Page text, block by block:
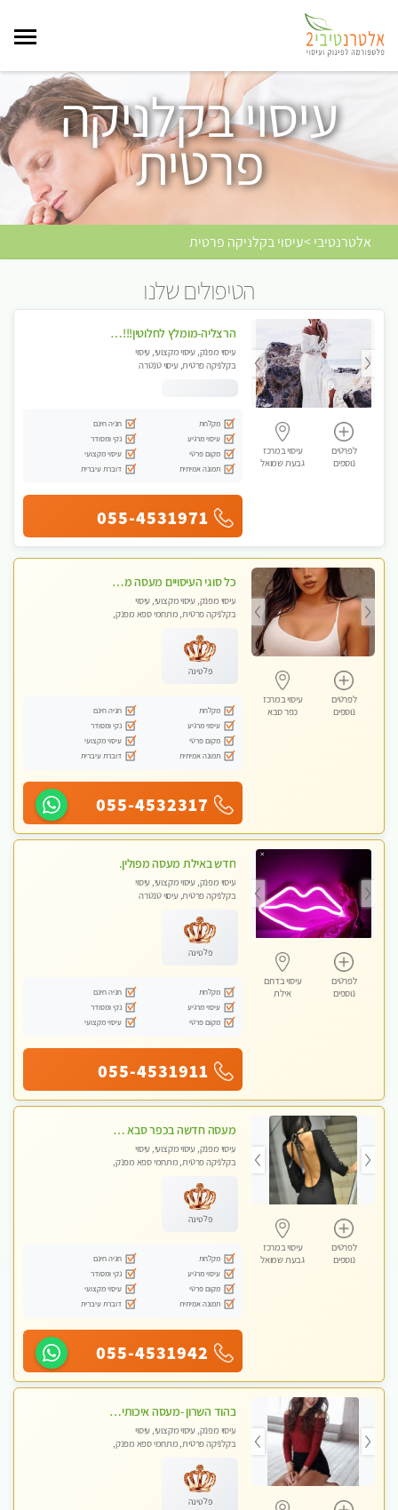
עיסוי בקלניקה
פרטית
אלטרנטיבי >עיסוי בקלניקה פרטית
הטיפולים שלנו
לפרטים
נוספים
עיסוי במרכז
גבעת שמואל
הרצליה-מומלץ לחלוטין!!!! כל סוגי העיסויים מעסה מקצועית ואיכותית פרטי!! בנתניה
עיסוי מפנק, עיסוי מקצועי, עיסוי
בקלניקה פרטית, עיסוי טנטרה
מקלחת
חניה חינם
עיסוי מרגיע
נקי ומסודר
מקום פרטי
עיסוי מקצועי
תמונה אמיתית
דוברת עיברית
055-4531971
לפרטים
נוספים
עיסוי במרכז
כפר סבא
כל סוגי העיסויים מעסה מקצועית ואיכותית פרטי!!!
עיסוי מפנק, עיסוי מקצועי, עיסוי
בקלניקה פרטית, מתחמי ספא מפנק,
פלטינה
מקלחת
חניה חינם
עיסוי מרגיע
נקי ומסודר
מקום פרטי
עיסוי מקצועי
תמונה אמיתית
דוברת עיברית
055-4532317
לפרטים
נוספים
עיסוי בדרום
אילת
חדש באילת מעסה מפולין.
עיסוי מפנק, עיסוי מקצועי, עיסוי
בקלניקה פרטית, עיסוי טנטרה
פלטינה
מקלחת
חניה חינם
עיסוי מרגיע
נקי ומסודר
מקום פרטי
עיסוי מקצועי
055-4531911
לפרטים
נוספים
עיסוי במרכז
גבעת שמואל
מעסה חדשה בכפר סבא כל סוגי העיסויים מעסה מקצועית ואיכותית פרטי!!!מומלץ לחלוטין!! ללא מין !
עיסוי מפנק, עיסוי מקצועי, עיסוי
בקלניקה פרטית, מתחמי ספא מפנק,
פלטינה
מקלחת
חניה חינם
עיסוי מרגיע
נקי ומסודר
מקום פרטי
עיסוי מקצועי
תמונה אמיתית
דוברת עיברית
055-4531942
בהוד השרון -מעסה איכותית למאסז מקצועי ומפנק לכל שרירי הגוף
עיסוי מפנק, עיסוי מקצועי, עיסוי
בקלניקה פרטית, מתחמי ספא מפנק,
פלטינה